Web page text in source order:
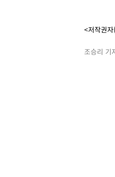
<저작권
조승리 기